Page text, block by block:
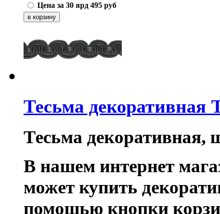
Цена за 30 ярд 495 руб
Тесьма декоративная
Тесьма
В нашем интернет
может купить
помощью кнопки